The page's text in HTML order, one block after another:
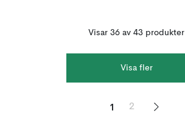
Visar 36 av 43 produkter
Visa fler
1 2